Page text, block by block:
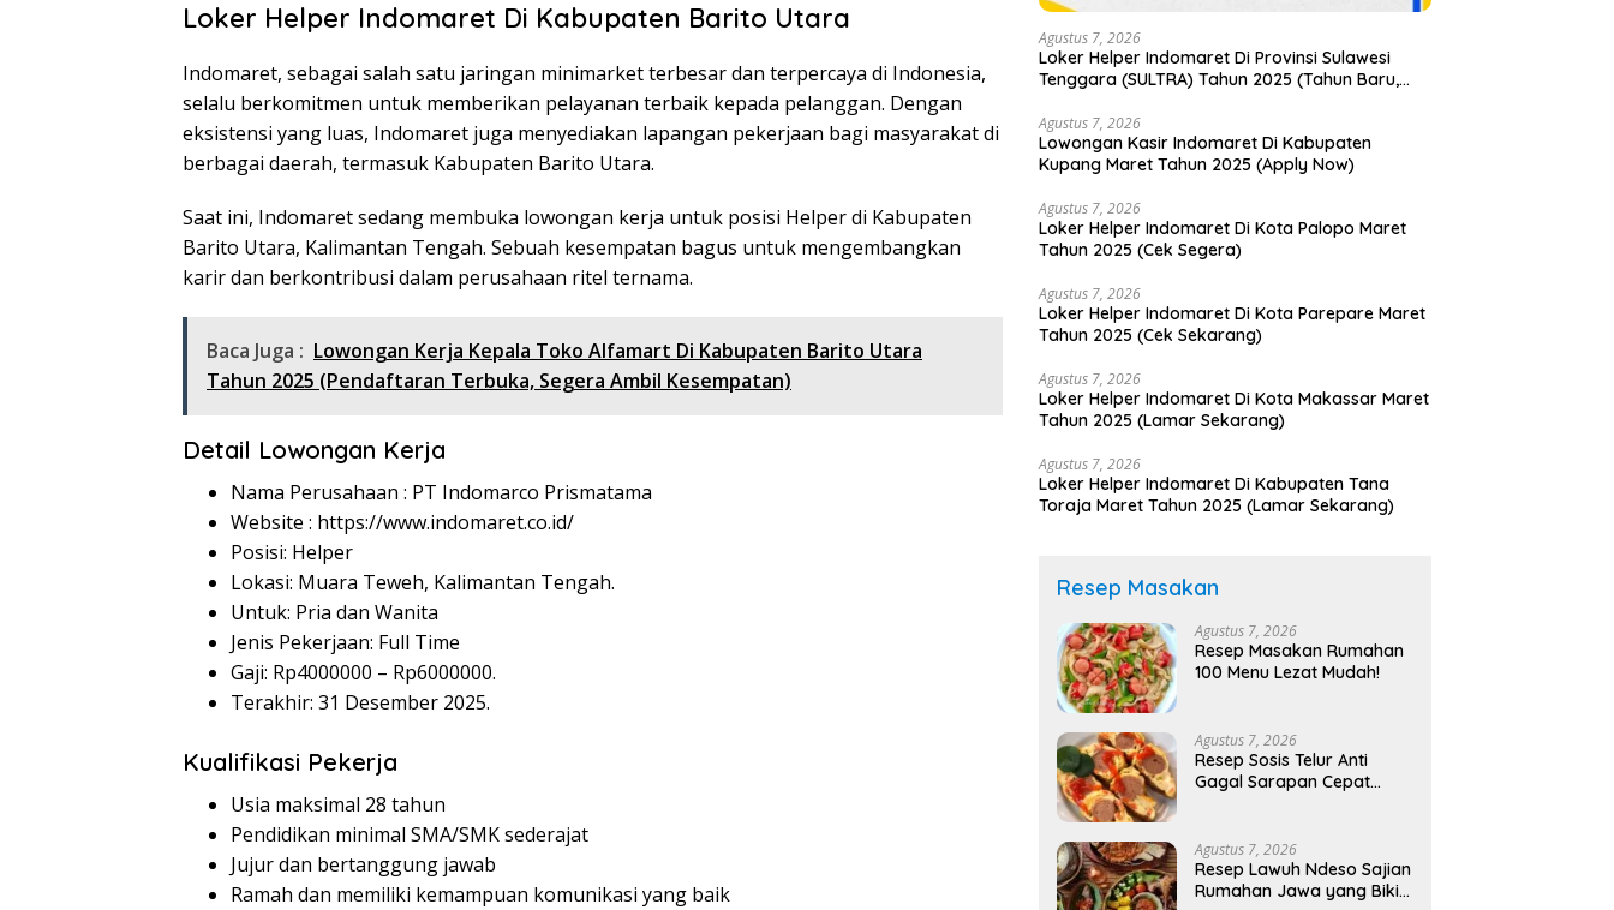
Loker Helper Indomaret Di Kabupaten Barito Utara
Indomaret, sebagai salah satu jaringan minimarket terbesar dan terpercaya di Indonesia,
selalu berkomitmen untuk memberikan pelayanan terbaik kepada pelanggan. Dengan
eksistensi yang luas, Indomaret juga menyediakan lapangan pekerjaan bagi masyarakat di
berbagai daerah, termasuk Kabupaten Barito Utara.
Saat ini, Indomaret sedang membuka lowongan kerja untuk posisi Helper di Kabupaten
Barito Utara, Kalimantan Tengah. Sebuah kesempatan bagus untuk mengembangkan
karir dan berkontribusi dalam perusahaan ritel ternama.
Baca Juga : Lowongan Kerja Kepala Toko Alfamart Di Kabupaten Barito Utara
Tahun 2025 (Pendaftaran Terbuka, Segera Ambil Kesempatan)
Detail Lowongan Kerja
Nama Perusahaan : PT Indomarco Prismatama
Website : https://www.indomaret.co.id/
Posisi: Helper
Lokasi: Muara Teweh, Kalimantan Tengah.
Untuk: Pria dan Wanita
Jenis Pekerjaan: Full Time
Gaji: Rp4000000 – Rp6000000.
Terakhir: 31 Desember 2025.
Kualifikasi Pekerja
Usia maksimal 28 tahun
Pendidikan minimal SMA/SMK sederajat
Jujur dan bertanggung jawab
Ramah dan memiliki kemampuan komunikasi yang baik
Agustus 7, 2026
Loker Helper Indomaret Di Provinsi Sulawesi
Tenggara (SULTRA) Tahun 2025 (Tahun Baru,
Agustus 7, 2026
Lowongan Kasir Indomaret Di Kabupaten
Kupang Maret Tahun 2025 (Apply Now)
Agustus 7, 2026
Loker Helper Indomaret Di Kota Palopo Maret
Tahun 2025 (Cek Segera)
Agustus 7, 2026
Loker Helper Indomaret Di Kota Parepare Maret
Tahun 2025 (Cek Sekarang)
Agustus 7, 2026
Loker Helper Indomaret Di Kota Makassar Maret
Tahun 2025 (Lamar Sekarang)
Agustus 7, 2026
Loker Helper Indomaret Di Kabupaten Tana
Toraja Maret Tahun 2025 (Lamar Sekarang)
Resep Masakan
Agustus 7, 2026
Resep Masakan Rumahan
100 Menu Lezat Mudah!
Agustus 7, 2026
Resep Sosis Telur Anti
Gagal Sarapan Cepat
Agustus 7, 2026
Resep Lawuh Ndeso Sajian
Rumahan Jawa yang Bikin